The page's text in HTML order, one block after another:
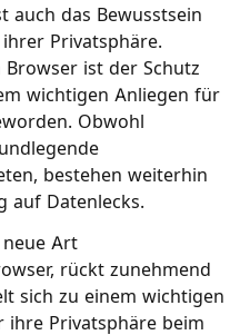
auch das Bewusstsein
Privatsphäre.
ist der Schutz
wichtigen Anliegen für
Obwohl
bestehen weiterhin
auf Datenlecks.
neue Art
rückt zunehmend
sich zu einem wichtigen
ihre Privatsphäre beim